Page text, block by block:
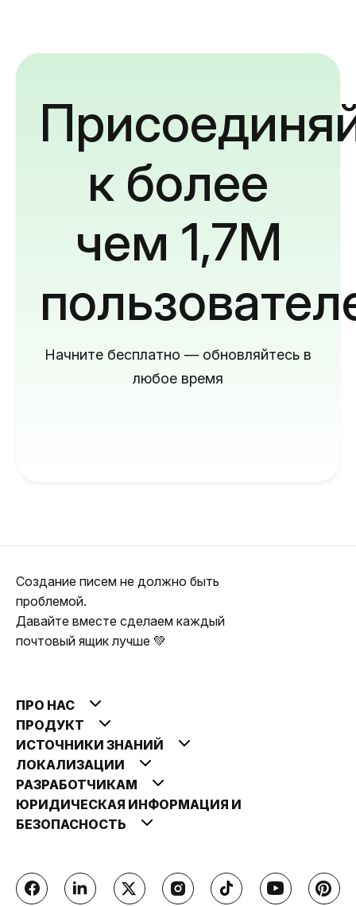
к более
чем 1,7M
Начните бесплатно — обновляйтесь в
любое время
Создание писем не должно быть
проблемой.
Давайте вместе сделаем каждый
почтовый ящик лучше 💚
ПРО НАС
ПРОДУКТ
ИСТОЧНИКИ ЗНАНИЙ
ЛОКАЛИЗАЦИИ
РАЗРАБОТЧИКАМ
ЮРИДИЧЕСКАЯ ИНФОРМАЦИЯ И
БЕЗОПАСНОСТЬ